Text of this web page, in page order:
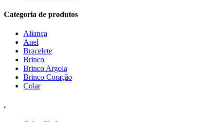
Categoria de produtos
Aliança
Anel
Bracelete
Brinco
Brinco Argola
Brinco Coração
Colar
.